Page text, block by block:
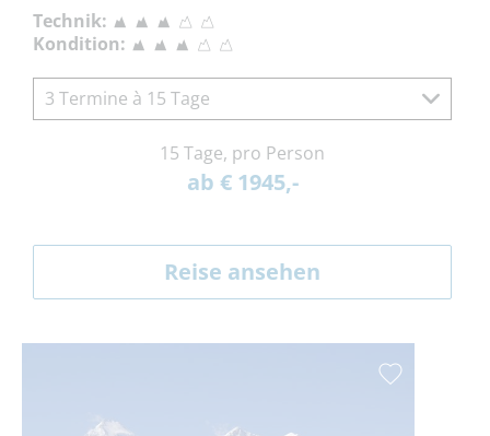
Technik:
Kondition:
3 Termine à 15 Tage
15 Tage, pro Person
ab € 1945,-
Reise ansehen